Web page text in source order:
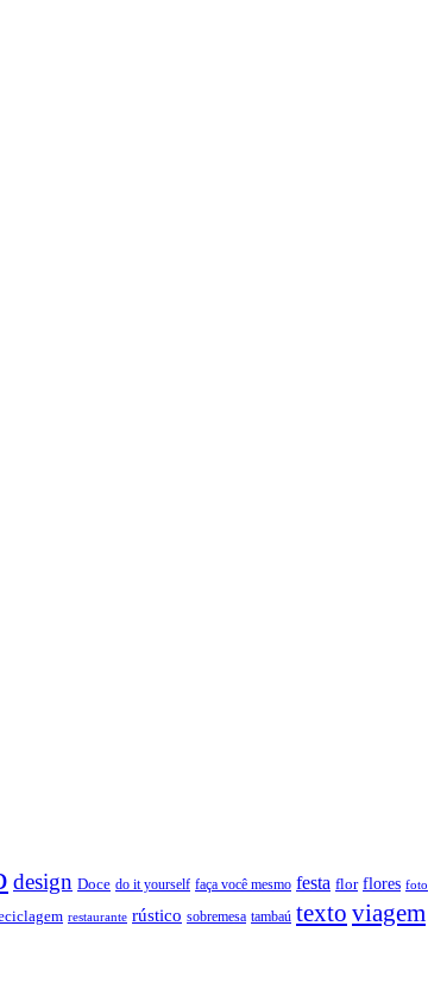
design Doce do it yourself faça você mesmo festa flor flores foto
restaurante rústico sobremesa tambaú texto viagem